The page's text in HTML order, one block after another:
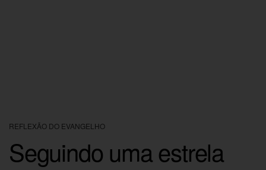
REFLEXÃO DO EVANGELHO
Seguindo uma estrela